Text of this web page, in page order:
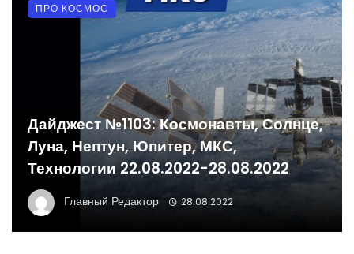
Дайджест №1103: Космонавты, Солнце,
Луна, Нептун, Юпитер, МКС,
Технологии 22.08.2022-28.08.2022
Главный Редактор 28.08.2022
ПРО КОСМОС